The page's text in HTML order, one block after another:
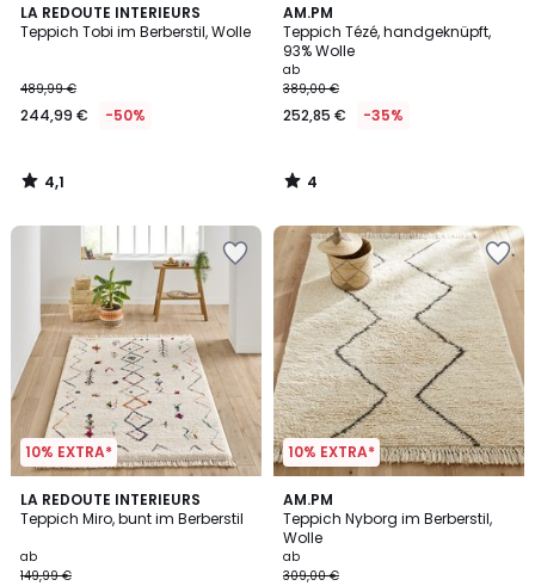
LA REDOUTE INTERIEURS
Teppich Tobi im Berberstil, Wolle
489,99 €
244,99 € -50%
4,1
/ 5
4,1
/
AM.PM
Teppich Tézé, handgeknüpft,
93% Wolle
ab
389,00 €
252,85 € -35%
4
/
5
4
/
10% EXTRA*
LA REDOUTE INTERIEURS
Teppich Miro, bunt im Berberstil
ab
149,99 €
4,7
/ 5
10% EXTRA*
AM.PM
Teppich Nyborg im Berberstil,
Wolle
ab
309,00 €
4,3
/ 5